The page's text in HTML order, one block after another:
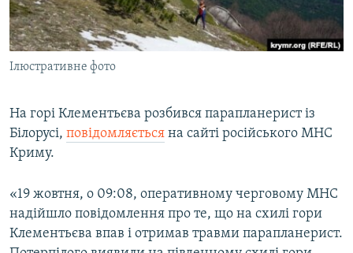
ВІДЕОУРОКИ «ELIFBE»
СВІДЧЕННЯ ОКУПАЦІЇ
УКРАЇНСЬКА ПРОБЛЕМА КРИМУ
Русский
Qırımtatar
Ілюстративне фото
На горі Клементьєва розбився парапланерист із
Білорусі, повідомляється на сайті російського МНС
Криму.
«19 жовтня, о 09:08, оперативному черговому МНС
надійшло повідомлення про те, що на схилі гори
Клементьєва впав і отримав травми парапланерист.